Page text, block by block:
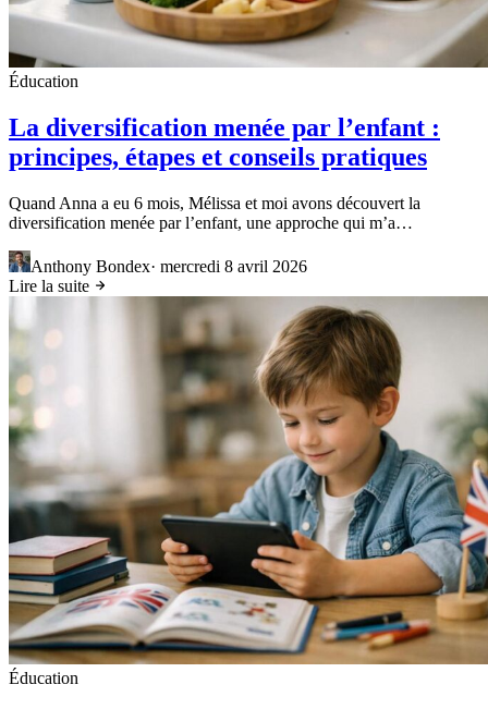
Éducation
La diversification menée par l’enfant :
principes, étapes et conseils pratiques
Quand Anna a eu 6 mois, Mélissa et moi avons découvert la
diversification menée par l’enfant, une approche qui m’a…
Anthony Bondex· mercredi 8 avril 2026
Lire la suite
Éducation